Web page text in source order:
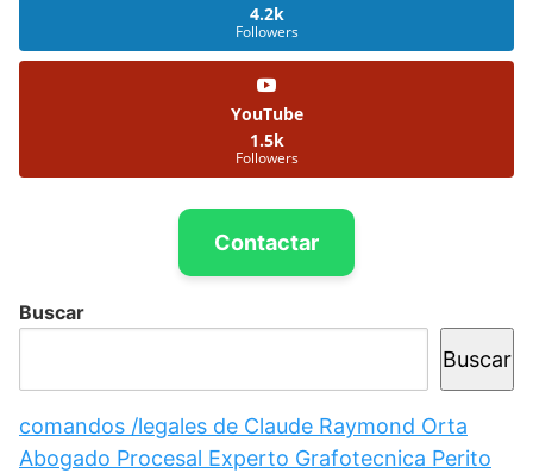
4.2k
Followers
YouTube
1.5k
Followers
Contactar
Buscar
Buscar
comandos /legales de Claude Raymond Orta
Abogado Procesal Experto Grafotecnica Perito